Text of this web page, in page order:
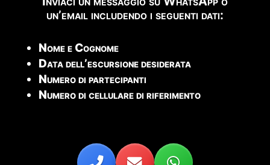
un’email includendo i seguenti dati:
Nome e Cognome
Data dell’escursione desiderata
Numero di partecipanti
Numero di cellulare di riferimento